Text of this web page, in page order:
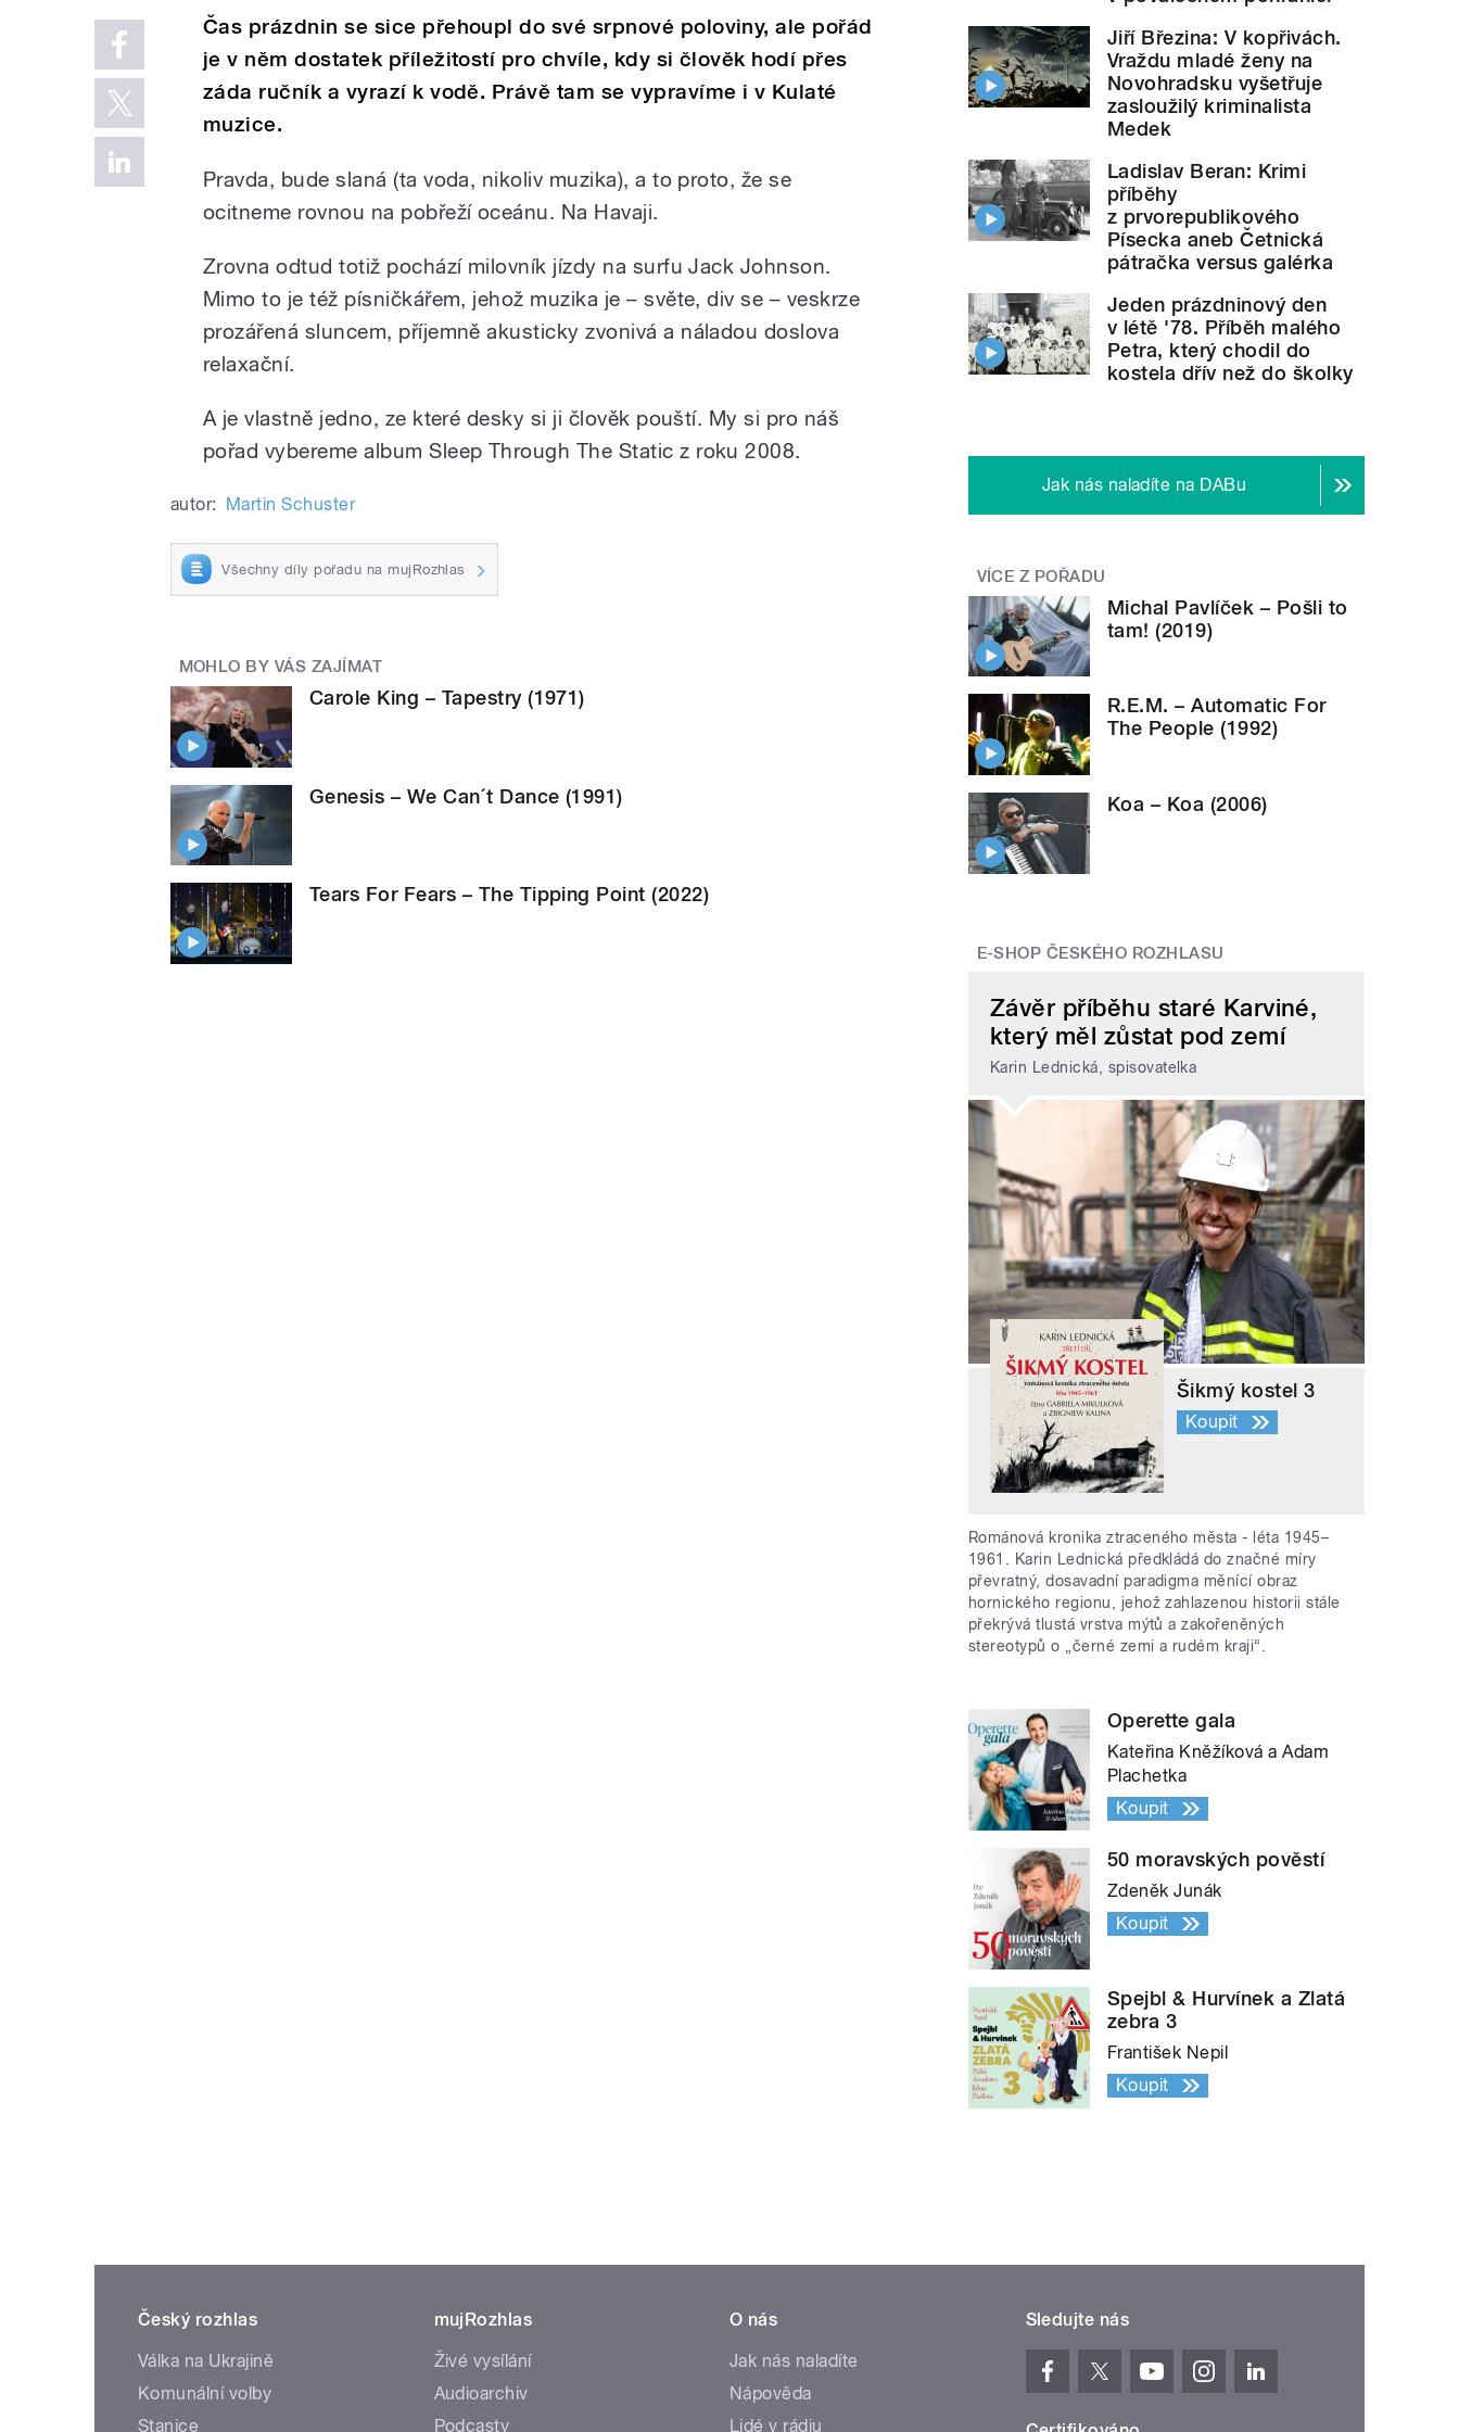
Čas prázdnin se sice přehoupl do své srpnové poloviny, ale pořád
je v něm dostatek příležitostí pro chvíle, kdy si člověk hodí přes
záda ručník a vyrazí k vodě. Právě tam se vypravíme i v Kulaté
muzice.
Pravda, bude slaná (ta voda, nikoliv muzika), a to proto, že se
ocitneme rovnou na pobřeží oceánu. Na Havaji.
Zrovna odtud totiž pochází milovník jízdy na surfu Jack Johnson.
Mimo to je též písničkářem, jehož muzika je – světe, div se – veskrze
prozářená sluncem, příjemně akusticky zvonivá a náladou doslova
relaxační.
A je vlastně jedno, ze které desky si ji člověk pouští. My si pro náš
pořad vybereme album Sleep Through The Static z roku 2008.
autor: Martin Schuster
Všechny díly pořadu na mujRozhlas
MOHLO BY VÁS ZAJÍMAT
Carole King – Tapestry (1971)
Genesis – We Can´t Dance (1991)
Tears For Fears – The Tipping Point (2022)
Jiří Březina: V kopřivách.
Vraždu mladé ženy na
Novohradsku vyšetřuje
zasloužilý kriminalista
Medek
Ladislav Beran: Krimi
příběhy
z prvorepublikového
Písecka aneb Četnická
pátračka versus galérka
Jeden prázdninový den
v létě '78. Příběh malého
Petra, který chodil do
kostela dřív než do školky
Jak nás naladíte na DABu
VÍCE Z POŘADU
Michal Pavlíček – Pošli to
tam! (2019)
R.E.M. – Automatic For
The People (1992)
Koa – Koa (2006)
E-SHOP ČESKÉHO ROZHLASU
Závěr příběhu staré Karviné,
který měl zůstat pod zemí
Karin Lednická, spisovatelka
Šikmý kostel 3
Koupit
Románová kronika ztraceného města - léta 1945–
1961. Karin Lednická předkládá do značné míry
převratný, dosavadní paradigma měnící obraz
hornického regionu, jehož zahlazenou historii stále
překrývá tlustá vrstva mýtů a zakořeněných
stereotypů o „černé zemi a rudém kraji“.
Operette gala
Kateřina Kněžíková a Adam
Plachetka
Koupit
50 moravských pověstí
Zdeněk Junák
Koupit
Spejbl & Hurvínek a Zlatá
zebra 3
František Nepil
Koupit
Český rozhlas
Válka na Ukrajině
Komunální volby
Stanice
mujRozhlas
Živé vysílání
Audioarchiv
Podcasty
O nás
Jak nás naladíte
Nápověda
Lidé v rádiu
Sledujte nás